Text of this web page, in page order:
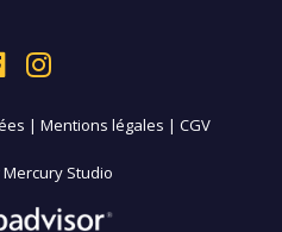
| Mentions légales | CGV
Mercury Studio